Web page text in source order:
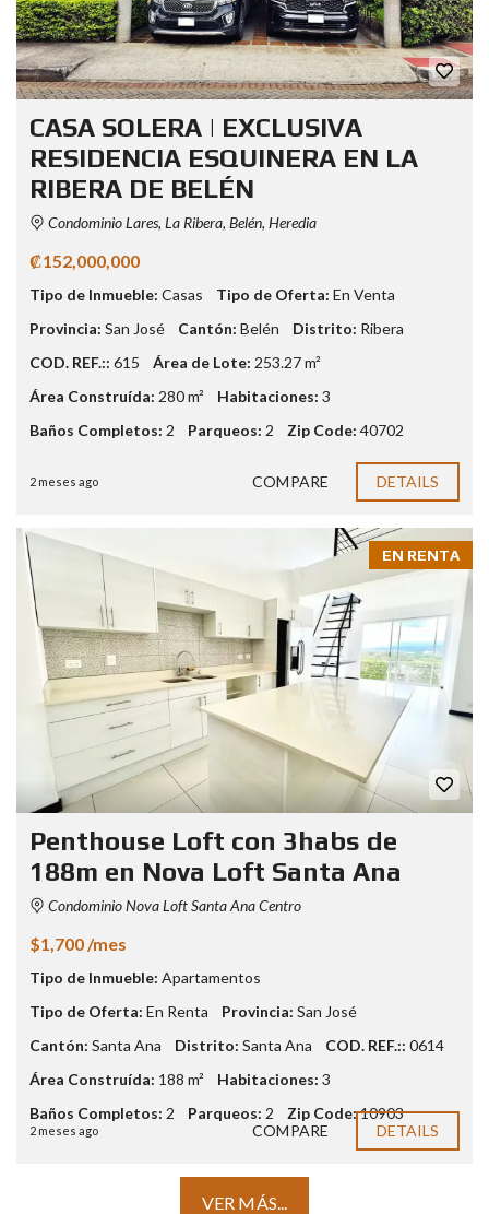
CASA SOLERA | EXCLUSIVA
RESIDENCIA ESQUINERA EN LA
RIBERA DE BELÉN
Condominio Lares, La Ribera, Belén, Heredia
₡152,000,000
Tipo de Inmueble: Casas Tipo de Oferta: En Venta
Provincia: San José Cantón: Belén Distrito: Ribera
COD. REF.:: 615 Área de Lote: 253.27 m²
Área Construída: 280 m² Habitaciones: 3
Baños Completos: 2 Parqueos: 2 Zip Code: 40702
2 meses ago COMPARE DETAILS
EN RENTA
Penthouse Loft con 3habs de
188m en Nova Loft Santa Ana
Condominio Nova Loft Santa Ana Centro
$1,700 /mes
Tipo de Inmueble: Apartamentos
Tipo de Oferta: En Renta Provincia: San José
Cantón: Santa Ana Distrito: Santa Ana COD. REF.:: 0614
Área Construída: 188 m² Habitaciones: 3
Baños Completos: 2 Parqueos: 2 Zip Code:10903
2 meses ago COMPARE DETAILS
VER MÁS...